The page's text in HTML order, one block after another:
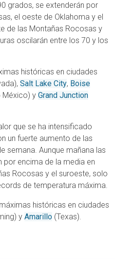
grados, se extenderán por
el oeste de Oklahoma y el
de las Montañas Rocosas y
oscilarán entre los 70 y los
históricas en ciudades
Salt Lake City, Boise
México) y Grand Junction
que se ha intensificado
un fuerte aumento de las
semana. Aunque mañana las
por encima de la media en
Rocosas y el suroeste, solo
de temperatura máxima.
históricas en ciudades
y Amarillo (Texas).